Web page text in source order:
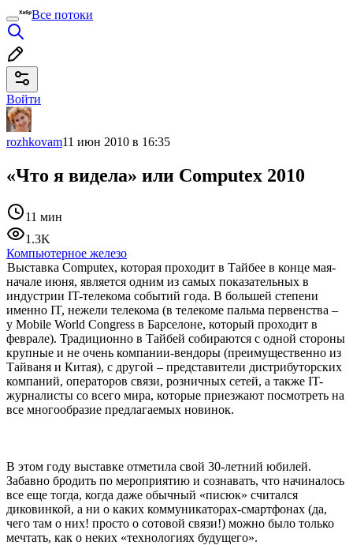
Все потоки
Войти
rozhkovam11 июн 2010 в 16:35
«Что я видела» или Computex 2010
11 мин
1.3K
Компьютерное железо
Выставка Computex, которая проходит в Тайбее в конце мая-
начале июня, является одним из самых показательных в
индустрии IT-телекома событий года. В большей степени
именно IT, нежели телекома (в телекоме пальма первенства –
у Mobile World Congress в Барселоне, который проходит в
феврале). Традиционно в Тайбей собираются с одной стороны
крупные и не очень компании-вендоры (преимущественно из
Тайваня и Китая), с другой – представители дистрибуторских
компаний, операторов связи, розничных сетей, а также IT-
журналисты со всего мира, которые приезжают посмотреть на
все многообразие предлагаемых новинок.
В этом году выставке отметила свой 30-летний юбилей.
Забавно бродить по мероприятию и сознавать, что начиналось
все еще тогда, когда даже обычный «писюк» считался
диковинкой, а ни о каких коммуникаторах-смартфонах (да,
чего там о них! просто о сотовой связи!) можно было только
мечтать, как о неких «технологиях будущего».